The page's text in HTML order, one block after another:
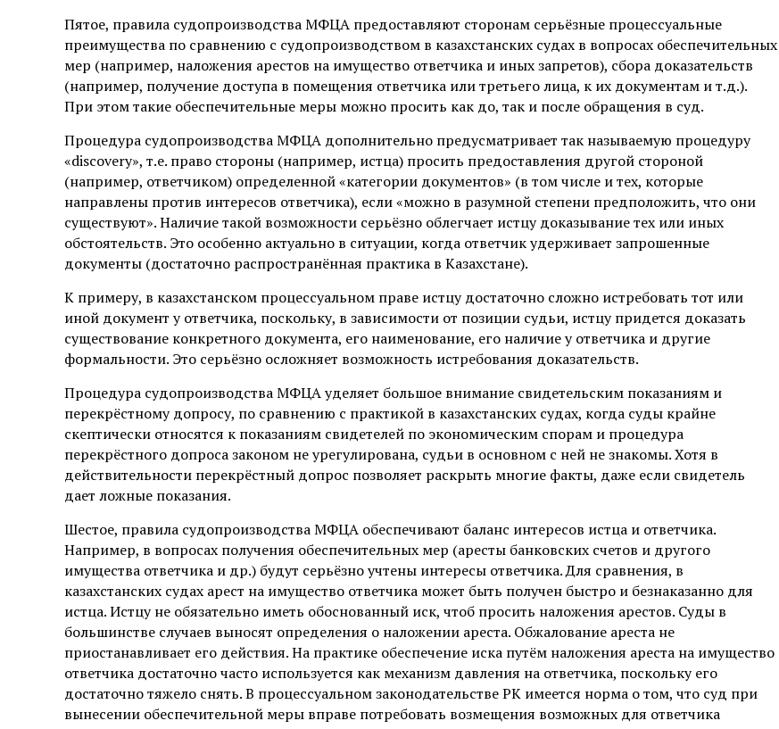
Пятое, правила судопроизводства МФЦА предоставляют сторонам серьёзные процессуальные
преимущества по сравнению с судопроизводством в казахстанских судах в вопросах обеспечительных
мер (например, наложения арестов на имущество ответчика и иных запретов), сбора доказательств
(например, получение доступа в помещения ответчика или третьего лица, к их документам и т.д.).
При этом такие обеспечительные меры можно просить как до, так и после обращения в суд.
Процедура судопроизводства МФЦА дополнительно предусматривает так называемую процедуру
«discovery», т.е. право стороны (например, истца) просить предоставления другой стороной
(например, ответчиком) определенной «категории документов» (в том числе и тех, которые
направлены против интересов ответчика), если «можно в разумной степени предположить, что они
существуют». Наличие такой возможности серьёзно облегчает истцу доказывание тех или иных
обстоятельств. Это особенно актуально в ситуации, когда ответчик удерживает запрошенные
документы (достаточно распространённая практика в Казахстане).
К примеру, в казахстанском процессуальном праве истцу достаточно сложно истребовать тот или
иной документ у ответчика, поскольку, в зависимости от позиции судьи, истцу придется доказать
существование конкретного документа, его наименование, его наличие у ответчика и другие
формальности. Это серьёзно осложняет возможность истребования доказательств.
Процедура судопроизводства МФЦА уделяет большое внимание свидетельским показаниям и
перекрёстному допросу, по сравнению с практикой в казахстанских судах, когда суды крайне
скептически относятся к показаниям свидетелей по экономическим спорам и процедура
перекрёстного допроса законом не урегулирована, судьи в основном с ней не знакомы. Хотя в
действительности перекрёстный допрос позволяет раскрыть многие факты, даже если свидетель
дает ложные показания.
Шестое, правила судопроизводства МФЦА обеспечивают баланс интересов истца и ответчика.
Например, в вопросах получения обеспечительных мер (аресты банковских счетов и другого
имущества ответчика и др.) будут серьёзно учтены интересы ответчика. Для сравнения, в
казахстанских судах арест на имущество ответчика может быть получен быстро и безнаказанно для
истца. Истцу не обязательно иметь обоснованный иск, чтоб просить наложения арестов. Суды в
большинстве случаев выносят определения о наложении ареста. Обжалование ареста не
приостанавливает его действия. На практике обеспечение иска путём наложения ареста на имущество
ответчика достаточно часто используется как механизм давления на ответчика, поскольку его
достаточно тяжело снять. В процессуальном законодательстве РК имеется норма о том, что суд при
вынесении обеспечительной меры вправе потребовать возмещения возможных для ответчика